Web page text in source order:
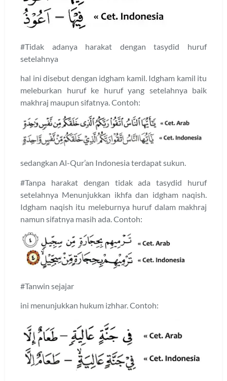
#Tidak adanya harakat dengan tasydid huruf
setelahnya
hal ini disebut dengan idgham kamil. Idgham kamil itu
meleburkan huruf ke huruf yang setelahnya baik
makhraj maupun sifatnya. Contoh:
sedangkan Al-Qur’an Indonesia terdapat sukun.
#Tanpa harakat dengan tidak ada tasydid huruf
setelahnya Menunjukkan ikhfa dan idgham naqish.
Idgham naqish itu meleburnya huruf dalam makhraj
namun sifatnya masih ada. Contoh:
#Tanwin sejajar
ini menunjukkan hukum izhhar. Contoh: